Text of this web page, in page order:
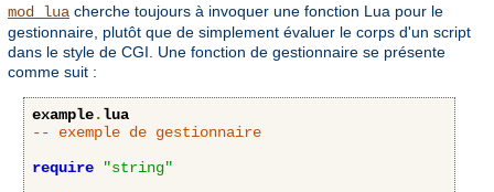
mod_lua cherche toujours à invoquer une fonction Lua pour le
gestionnaire, plutôt que de simplement évaluer le corps d'un script
dans le style de CGI. Une fonction de gestionnaire se présente
comme suit :
example.lua
-- exemple de gestionnaire
require
"string"